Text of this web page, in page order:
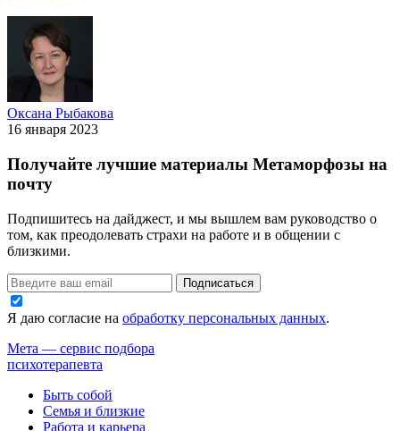
Оксана Рыбакова
16 января 2023
Получайте лучшие материалы Метаморфозы на
почту
Подпишитесь на дайджест, и мы вышлем вам руководство о
том, как преодолевать страхи на работе и в общении с
близкими.
Подписаться
Я даю согласие на обработку персональных данных.
Мета — сервис подбора
психотерапевта
Быть собой
Семья и близкие
Работа и карьера